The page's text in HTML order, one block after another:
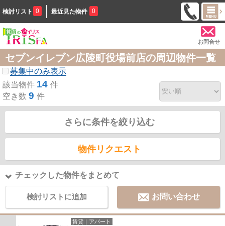
検討リスト 0 最近見た物件 0
お問合せ
セブンイレブン広陵町役場前店の周辺物件一覧
募集中のみ表示
該当物件 14 件
空き数 9 件
さらに条件を絞り込む
物件リクエスト
チェックした物件をまとめて
検討リストに追加 お問い合わせ
賃貸｜アパート